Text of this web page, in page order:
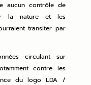
aucun contrôle de
la nature et les
transiter par
circulant sur
contre les
du logo LDA /